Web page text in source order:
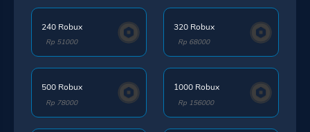
240 Robux
Rp 51000
320 Robux
Rp 68000
500 Robux
Rp 78000
1000 Robux
Rp 156000